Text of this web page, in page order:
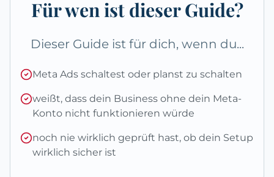
Für wen ist dieser Guide?
Dieser Guide ist für dich, wenn du...
Meta Ads schaltest oder planst zu schalten
weißt, dass dein Business ohne dein Meta-
Konto nicht funktionieren würde
noch nie wirklich geprüft hast, ob dein Setup
wirklich sicher ist